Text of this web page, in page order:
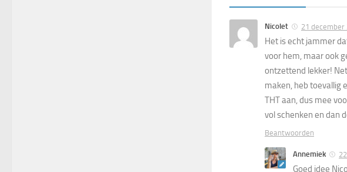
Nicolet 21 december
Het is echt jammer
voor hem, maar ook
ontzettend lekker!
maken, heb toevallig
THT aan, dus mee
vol schenken en dan
Beantwoorden
Annemiek
Goed idee